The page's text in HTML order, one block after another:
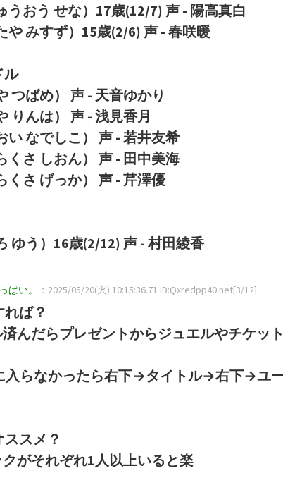
うおう せな）17歳(12/7) 声 - 陽高真白
や みすず）15歳(2/6) 声 - 春咲暖
ル
つばめ） 声 - 天音ゆかり
りんは） 声 - 浅見香月
い なでしこ） 声 - 若井友希
くさ しおん） 声 - 田中美海
くさ げっか） 声 - 芹澤優
ゆう）16歳(2/12) 声 - 村田綾香
ぱい。 ：2025/05/20(火) 10:15:36.71 ID:Qxredpp40.net[3/12]
ば？
んだらプレゼントからジュエルやチケッ
入らなかったら右下→タイトル→右下→ユ
スメ？
がそれぞれ1人以上いると楽